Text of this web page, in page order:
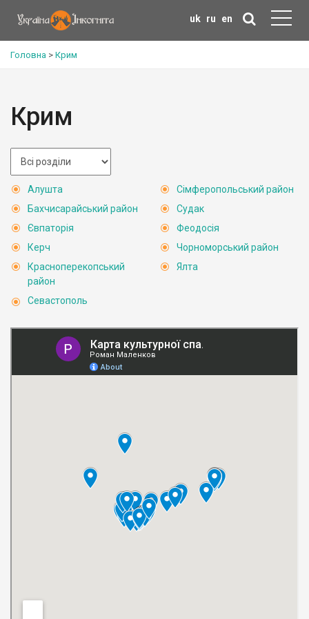
uk ru en
Головна > Крим
Крим
Алушта
Бахчисарайський район
Євпаторія
Керч
Красноперекопський
район
Севастополь
Сімферопольський район
Судак
Феодосія
Чорноморський район
Ялта